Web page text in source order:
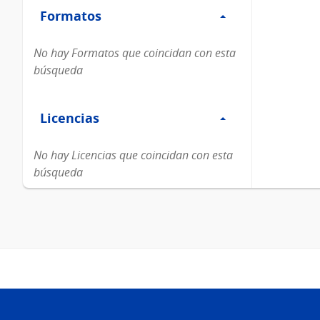
Formatos
Formatos
No hay Formatos que coincidan con esta
búsqueda
Licencias
Licencias
No hay Licencias que coincidan con esta
búsqueda